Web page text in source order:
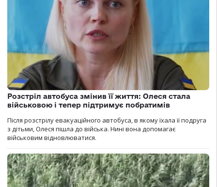
Розстріл автобуса змінив її життя: Олеся стала
військовою і тепер підтримує побратимів
Після розстрілу евакуаційного автобуса, в якому їхала її подруга
з дітьми, Олеся пішла до війська. Нині вона допомагає
військовим відновлюватися.